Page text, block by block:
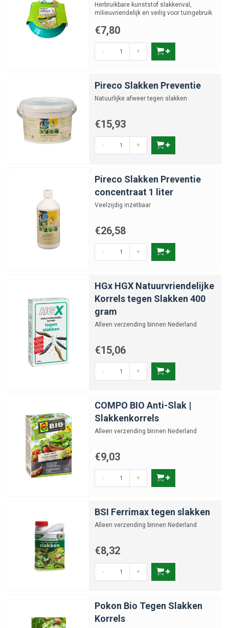
Herbruikbare kunststof slakkenval,
milieuvriendelijk en veilig voor tuingebruik
€7,80
- +
Pireco Slakken Preventie
Natuurlijke afweer tegen slakken
€15,93
- +
Pireco Slakken Preventie
concentraat 1 liter
Veelzijdig inzetbaar
€26,58
- +
HGx HGX Natuurvriendelijke
Korrels tegen Slakken 400
gram
Alleen verzending binnen Nederland
€15,06
- +
COMPO BIO Anti-Slak |
Slakkenkorrels
Alleen verzending binnen Nederland
€9,03
- +
BSI Ferrimax tegen slakken
Alleen verzending binnen Nederland
€8,32
- +
Pokon Bio Tegen Slakken
Korrels